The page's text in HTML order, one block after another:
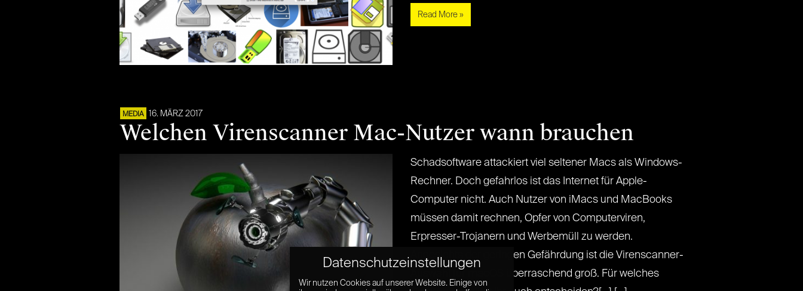
Read More »
MEDIA 16. MÄRZ 2017
Welchen Virenscanner Mac-Nutzer wann brauchen
Schadsoftware attackiert viel seltener Macs als Windows-
Rechner. Doch gefahrlos ist das Internet für Apple-
Computer nicht. Auch Nutzer von iMacs und MacBooks
müssen damit rechnen, Opfer von Computerviren,
Erpresser-Trojanern und Werbemüll zu werden.
Angesichts der geringen Gefährdung ist die Virenscanner-
Auswahl für macOS überraschend groß. Für welches
Datenschutzeinstellungen
Wir nutzen Cookies auf unserer Website. Einige von